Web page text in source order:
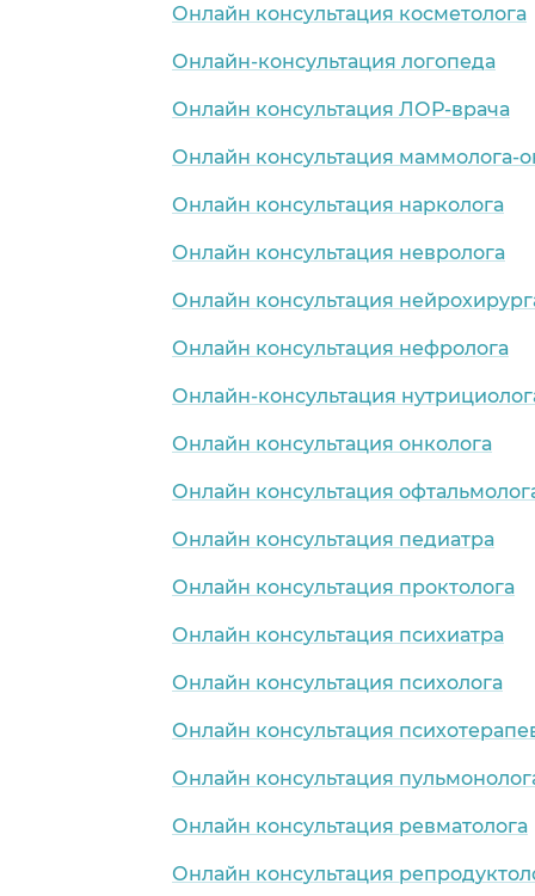
Онлайн консультация косметолога
Онлайн-консультация логопеда
Онлайн консультация ЛОР-врача
Онлайн консультация маммолога-
Онлайн консультация нарколога
Онлайн консультация невролога
Онлайн консультация
Онлайн консультация нефролога
Онлайн-консультация
Онлайн консультация онколога
Онлайн консультация
Онлайн консультация педиатра
Онлайн консультация проктолога
Онлайн консультация психиатра
Онлайн консультация психолога
Онлайн консультация
Онлайн консультация
Онлайн консультация ревматолога
Онлайн консультация